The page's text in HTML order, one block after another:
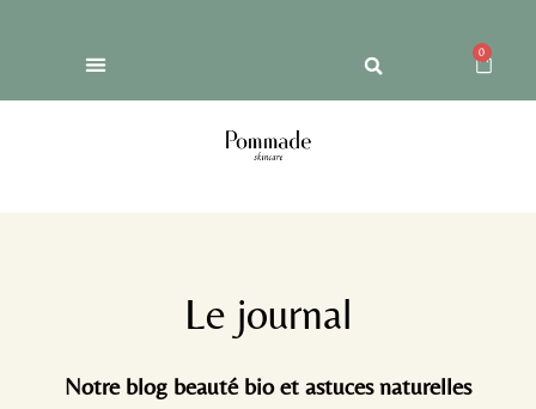
0
Le journal
Notre blog beauté bio et astuces naturelles